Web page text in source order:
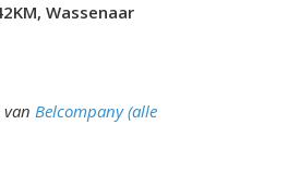
, Wassenaar
Belcompany (alle